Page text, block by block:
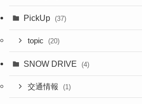
PickUp (37)
topic (20)
SNOW DRIVE (4)
交通情報 (1)